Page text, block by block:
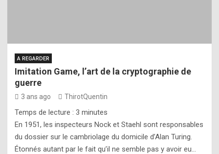
A REGARDER
Imitation Game, l’art de la cryptographie de
guerre
3 ans ago ThirotQuentin
Temps de lecture : 3 minutes
En 1951, les inspecteurs Nock et Staehl sont responsables
du dossier sur le cambriolage du domicile d’Alan Turing.
Étonnés autant par le fait qu’il ne semble pas y avoir eu…